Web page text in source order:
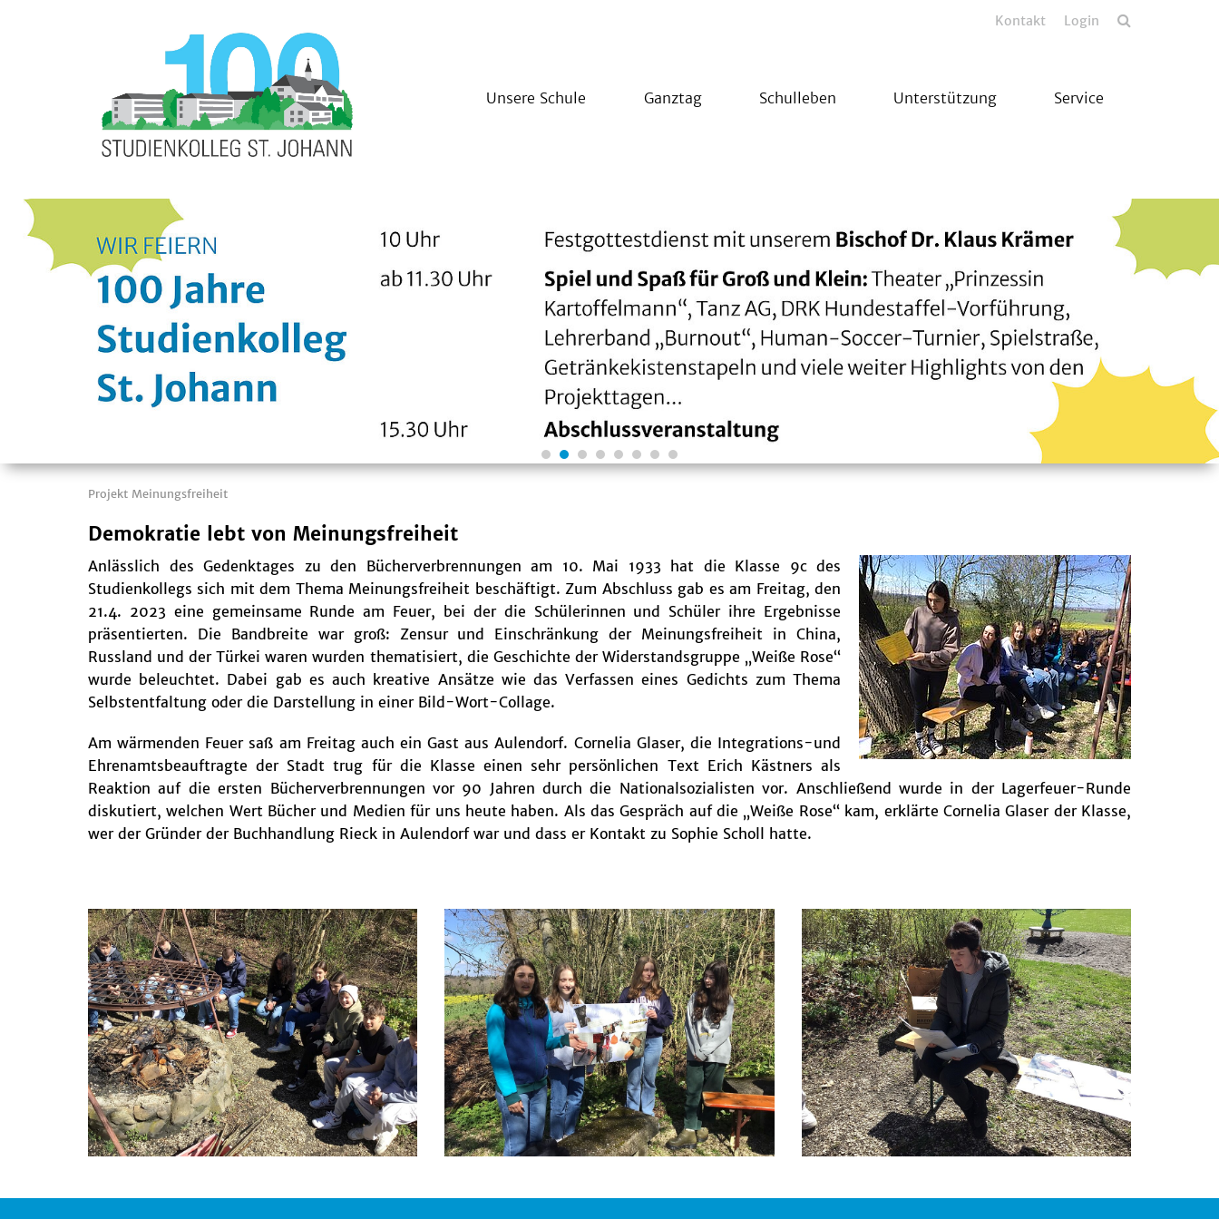
Kontakt Login
Unsere Schule Ganztag Schulleben Unterstützung Service
Projekt Meinungsfreiheit
Demokratie lebt von Meinungsfreiheit
Anlässlich des Gedenktages zu den Bücherverbrennungen am 10. Mai 1933 hat die Klasse 9c des
Studienkollegs sich mit dem Thema Meinungsfreiheit beschäftigt. Zum Abschluss gab es am Freitag, den
21.4. 2023 eine gemeinsame Runde am Feuer, bei der die Schülerinnen und Schüler ihre Ergebnisse
präsentierten. Die Bandbreite war groß: Zensur und Einschränkung der Meinungsfreiheit in China,
Russland und der Türkei waren wurden thematisiert, die Geschichte der Widerstandsgruppe „Weiße Rose“
wurde beleuchtet. Dabei gab es auch kreative Ansätze wie das Verfassen eines Gedichts zum Thema
Selbstentfaltung oder die Darstellung in einer Bild-Wort-Collage.
Am wärmenden Feuer saß am Freitag auch ein Gast aus Aulendorf. Cornelia Glaser, die Integrations-und
Ehrenamtsbeauftragte der Stadt trug für die Klasse einen sehr persönlichen Text Erich Kästners als
Reaktion auf die ersten Bücherverbrennungen vor 90 Jahren durch die Nationalsozialisten vor. Anschließend wurde in der Lagerfeuer-Runde
diskutiert, welchen Wert Bücher und Medien für uns heute haben. Als das Gespräch auf die „Weiße Rose“ kam, erklärte Cornelia Glaser der Klasse,
wer der Gründer der Buchhandlung Rieck in Aulendorf war und dass er Kontakt zu Sophie Scholl hatte.